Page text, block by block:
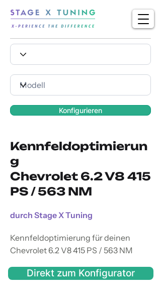
Konfigurieren
Kennfeldoptimierun
g
Chevrolet 6.2 V8 415
PS / 563 NM
durch Stage X Tuning
Kennfeldoptimierung für deinen
Chevrolet 6.2 V8 415 PS / 563 NM
Direkt zum Konfigurator